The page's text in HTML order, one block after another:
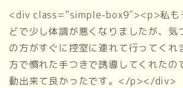
<div class=”simple-box9″><p>私も
どで少し体調が悪くなりましたが、気
の方がすぐに控室に連れて行ってくれ
方で慣れた手つきで誘導してくれたの
動出来て良かったです。</p></div>